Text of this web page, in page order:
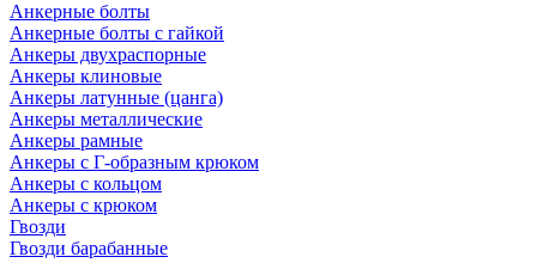
Анкерные болты
Анкерные болты с гайкой
Анкеры двухраспорные
Анкеры клиновые
Анкеры латунные (цанга)
Анкеры металлические
Анкеры рамные
Анкеры с Г-образным крюком
Анкеры с кольцом
Анкеры с крюком
Гвозди
Гвозди барабанные